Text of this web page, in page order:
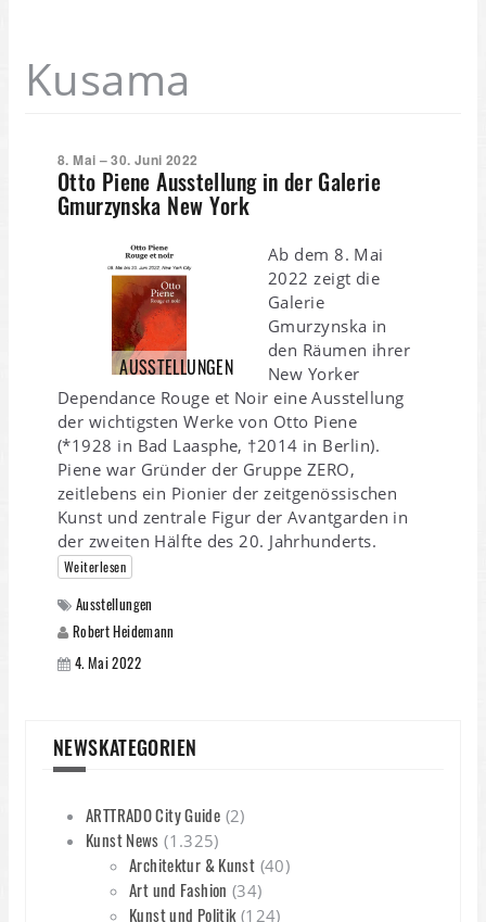
Kusama
8. Mai – 30. Juni 2022
Otto Piene Ausstellung in der Galerie
Gmurzynska New York
AUSSTELLUNGEN
Ab dem 8. Mai
2022 zeigt die
Galerie
Gmurzynska in
den Räumen ihrer
New Yorker
Dependance Rouge et Noir eine Ausstellung
der wichtigsten Werke von Otto Piene
(*1928 in Bad Laasphe, †2014 in Berlin).
Piene war Gründer der Gruppe ZERO,
zeitlebens ein Pionier der zeitgenössischen
Kunst und zentrale Figur der Avantgarden in
der zweiten Hälfte des 20. Jahrhunderts.
Weiterlesen
Ausstellungen
Robert Heidemann
4. Mai 2022
NEWSKATEGORIEN
ARTTRADO City Guide (2)
Kunst News (1.325)
Architektur & Kunst (40)
Art und Fashion (34)
Kunst und Politik(124)